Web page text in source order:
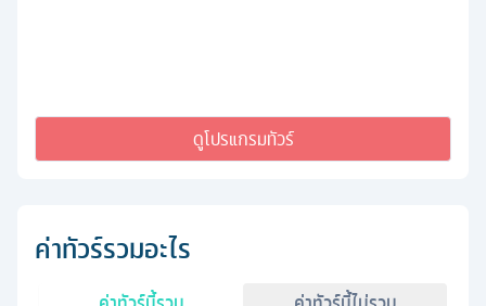
ดูโปรแกรมทัวร์
ค่าทัวร์รวมอะไร